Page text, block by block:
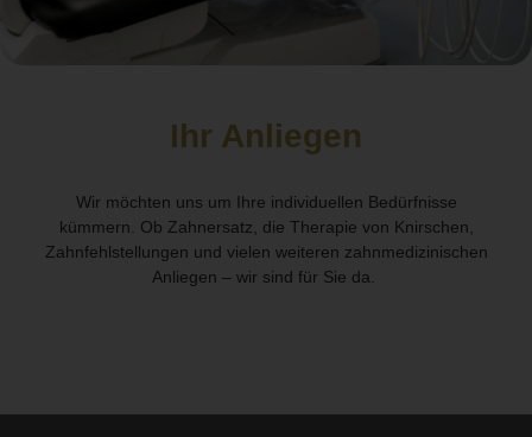
Ihr Anliegen
Wir möchten uns um Ihre individuellen Bedürfnisse
kümmern. Ob Zahnersatz, die Therapie von Knirschen,
Zahnfehlstellungen und vielen weiteren zahnmedizinischen
Anliegen – wir sind für Sie da.